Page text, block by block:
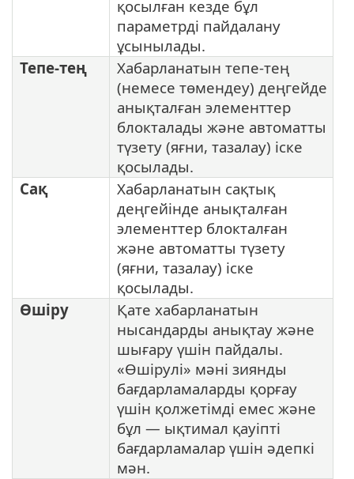
қосылған кезде бұл
параметрді пайдалану
ұсынылады.
Тепе-тең
Хабарланатын тепе-тең
(немесе төмендеу) деңгейде
анықталған элементтер
блокталады және автоматты
түзету (яғни, тазалау) іске
қосылады.
Сақ
Хабарланатын сақтық
деңгейінде анықталған
элементтер блокталған
және автоматты түзету
(яғни, тазалау) іске
қосылады.
Өшіру
Қате хабарланатын
нысандарды анықтау және
шығару үшін пайдалы.
«Өшірулі» мәні зиянды
бағдарламаларды қорғау
үшін қолжетімді емес және
бұл — ықтимал қауіпті
бағдарламалар үшін әдепкі
мән.